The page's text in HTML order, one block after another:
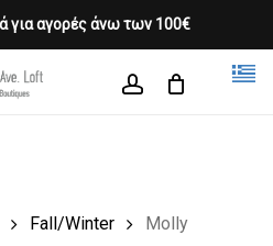
για αγορές άνω των 100€
CLOSE
CART
Fall/Winter
Molly
Close